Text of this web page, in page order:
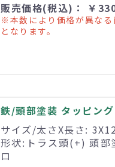
販売価格(税込)： ￥
※本数により価格が異な
となります。
鉄/頭部塗装 タッピン
サイズ/太さX長さ:
形状:トラス頭(+) 頭部
ロ